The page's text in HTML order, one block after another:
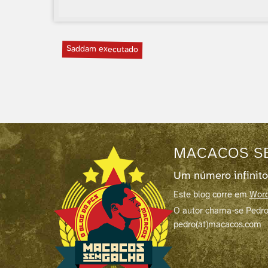
Saddam executado
MACACOS
Um número
Este blog corre em
O autor chama-se
pedro(at)macacos.com